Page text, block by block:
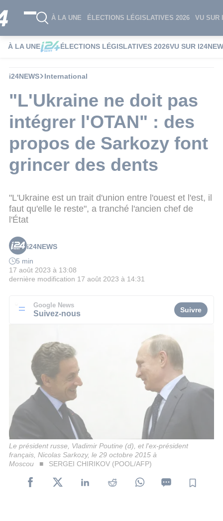
À LA UNE ÉLECTIONS LÉGISLATIVES 2026 VU SUR
À LA UNE ÉLECTIONS LÉGISLATIVES 2026VU SUR
i24NEWS International
"L'Ukraine ne doit pas
intégrer l'OTAN" : des
propos de Sarkozy font
grincer des dents
"L'Ukraine est un trait d'union entre l'ouest et l'est, il
faut qu'elle le reste", a tranché l'ancien chef de
l'État
i24NEWS
5 min
17 août 2023 à 13:08
dernière modification 17 août 2023 à 14:31
Google News
Suivez-nous Suivre
Le président russe, Vladimir Poutine (d), et l'ex-président
français, Nicolas Sarkozy, le 29 octobre 2015 à
Moscou
SERGEI CHIRIKOV (POOL/AFP)